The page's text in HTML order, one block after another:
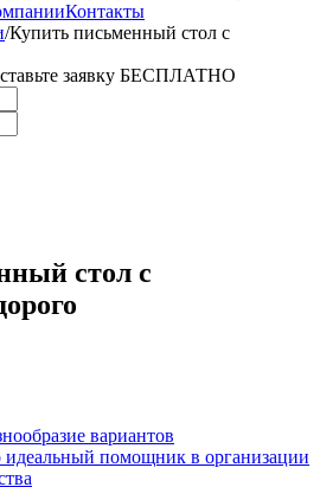
Контакты
/Купить письменный стол с
заявку БЕСПЛАТНО
стол с
вариантов
помощник в организации